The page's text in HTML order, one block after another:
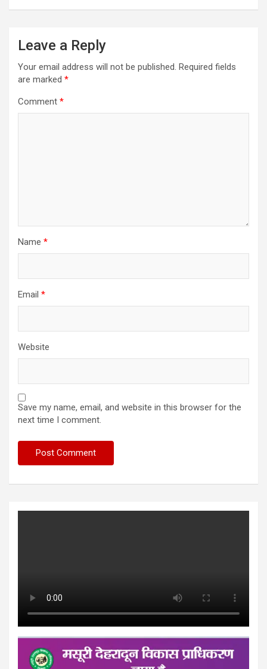
Leave a Reply
Your email address will not be published. Required fields
are marked *
Comment *
Name *
Email *
Website
Save my name, email, and website in this browser for the
next time I comment.